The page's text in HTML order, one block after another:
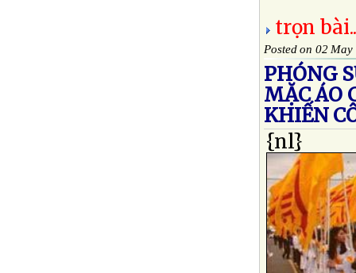
trọn
Posted on 02 May
PHÓNG
MẶC ÁO
KHIẾN
{nl}